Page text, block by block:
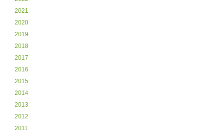
2021
2020
2019
2018
2017
2016
2015
2014
2013
2012
2011